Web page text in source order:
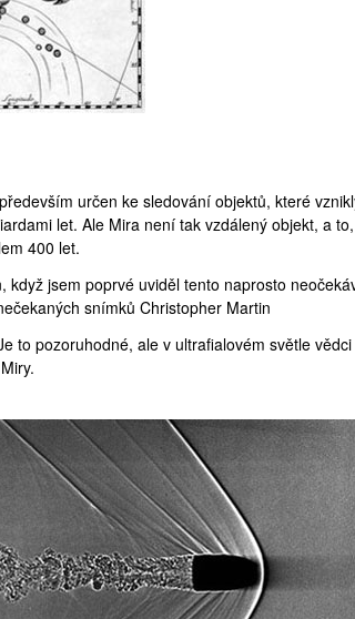
určen ke sledování objektů, které
let. Ale Mira není tak vzdálený objekt, a
400 let.
když jsem poprvé uviděl tento naprosto
snímků Christopher Martin
to pozoruhodné, ale v ultrafialovém světle